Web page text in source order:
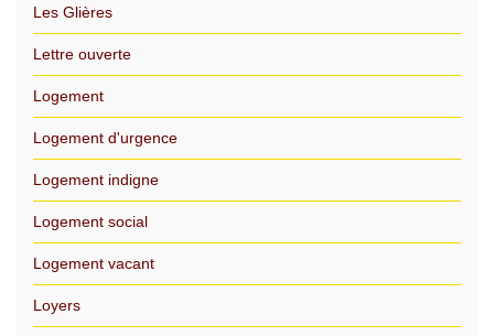
Les Glières
Lettre ouverte
Logement
Logement d'urgence
Logement indigne
Logement social
Logement vacant
Loyers